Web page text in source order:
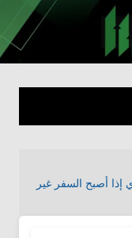
إذا أصبح السفر غير